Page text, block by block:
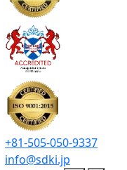
+81-505-050-9337
info@sdki.jp